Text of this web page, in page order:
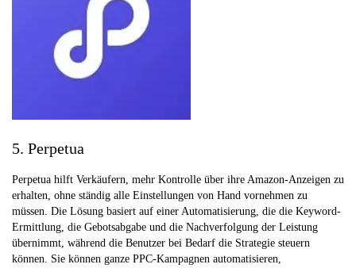
5. Perpetua
Perpetua hilft Verkäufern, mehr Kontrolle über ihre Amazon-Anzeigen zu
erhalten, ohne ständig alle Einstellungen von Hand vornehmen zu
müssen. Die Lösung basiert auf einer Automatisierung, die die Keyword-
Ermittlung, die Gebotsabgabe und die Nachverfolgung der Leistung
übernimmt, während die Benutzer bei Bedarf die Strategie steuern
können. Sie können ganze PPC-Kampagnen automatisieren,